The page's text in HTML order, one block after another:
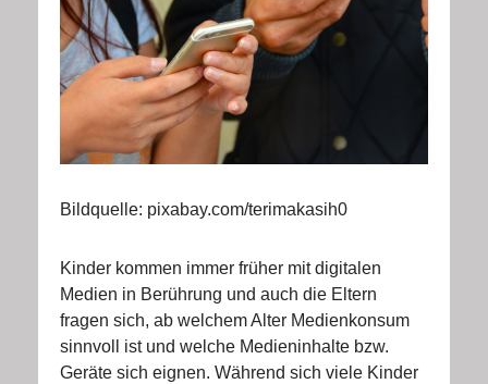
Bildquelle: pixabay.com/terimakasih0
Kinder kommen immer früher mit digitalen
Medien in Berührung und auch die Eltern
fragen sich, ab welchem Alter Medienkonsum
sinnvoll ist und welche Medieninhalte bzw.
Geräte sich eignen. Während sich viele Kinder